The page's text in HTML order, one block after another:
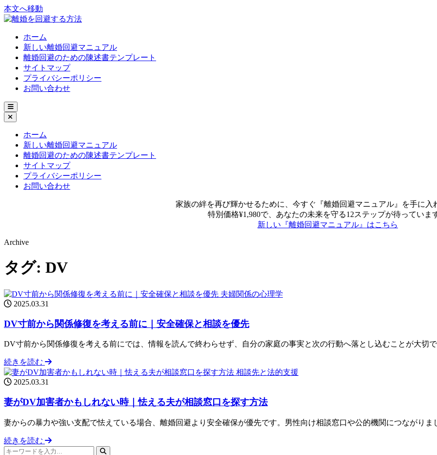
本文へ移動
ホーム
新しい離婚回避マニュアル
離婚回避のための陳述書テンプレート
サイトマップ
プライバシーポリシー
お問い合わせ
ホーム
新しい離婚回避マニュアル
離婚回避のための陳述書テンプレート
サイトマップ
プライバシーポリシー
お問い合わせ
家族の絆を再び輝かせるために、今すぐ『離婚回避マニュアル』を手に入
特別価格¥1,980で、あなたの未来を守る12ステップが待っていま
新しい『離婚回避マニュアル』はこちら
Archive
タグ: DV
夫婦関係の心理学
2025.03.31
DV寸前から関係修復を考える前に｜安全確保と相談を優先
DV寸前から関係修復を考える前にでは、情報を読んで終わらせず、自分の家庭の事実と次の行動へ落とし込むことが大切で
続きを読む
相談先と法的支援
2025.03.31
妻がDV加害者かもしれない時｜怯える夫が相談窓口を探す方法
妻からの暴力や強い支配で怯えている場合、離婚回避より安全確保が優先です。男性向け相談窓口や公的機関につながりま
続きを読む
検